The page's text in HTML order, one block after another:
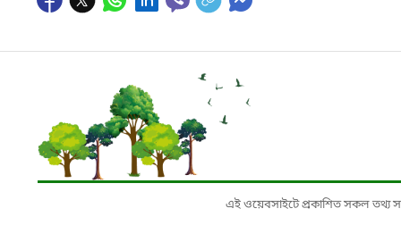
এই ওয়েবসাইটে প্রকাশিত সকল তথ্য